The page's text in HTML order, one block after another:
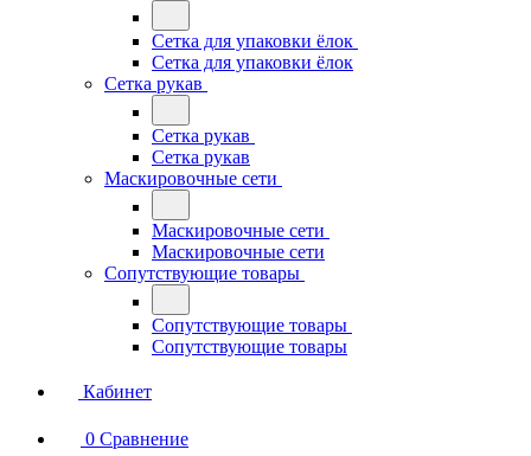
Сетка для упаковки ёлок
Сетка для упаковки ёлок
Сетка рукав
Сетка рукав
Сетка рукав
Маскировочные сети
Маскировочные сети
Маскировочные сети
Сопутствующие товары
Сопутствующие товары
Сопутствующие товары
Кабинет
0 Сравнение